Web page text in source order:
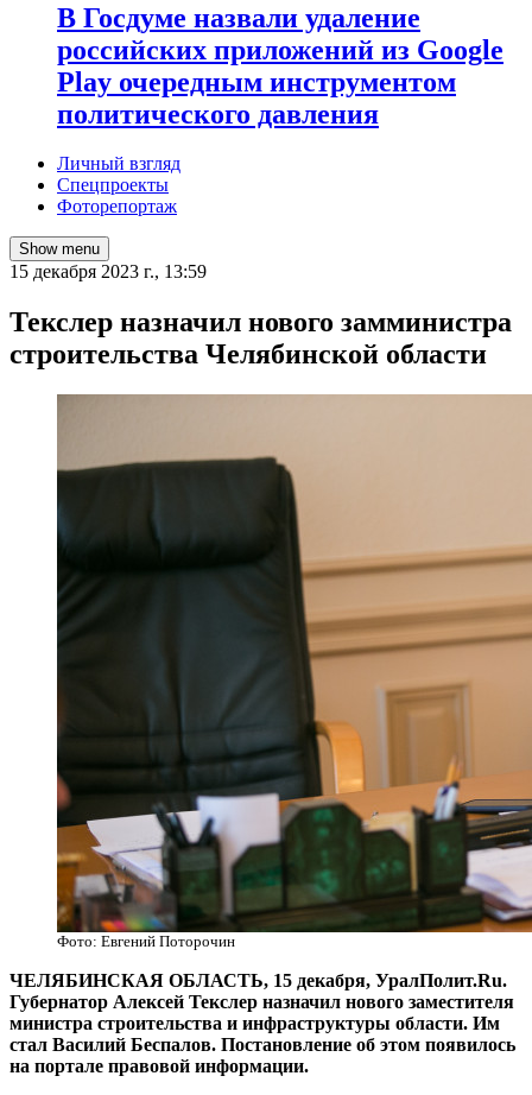
В Госдуме назвали удаление
российских приложений из Google
Play очередным инструментом
политического давления
Личный взгляд
Спецпроекты
Фоторепортаж
Show menu
15 декабря 2023 г., 13:59
Текслер назначил нового замминистра
строительства Челябинской области
Фото: Евгений Поторочин
ЧЕЛЯБИНСКАЯ ОБЛАСТЬ, 15 декабря, УралПолит.Ru.
Губернатор Алексей Текслер назначил нового заместителя
министра строительства и инфраструктуры области. Им
стал Василий Беспалов. Постановление об этом появилось
на портале правовой информации.